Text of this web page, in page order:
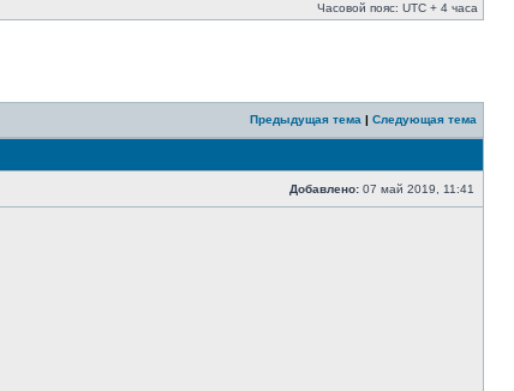
Часовой пояс: UTC + 4 часа
Предыдущая тема | Следующая тема
Добавлено: 07 май 2019, 11:41